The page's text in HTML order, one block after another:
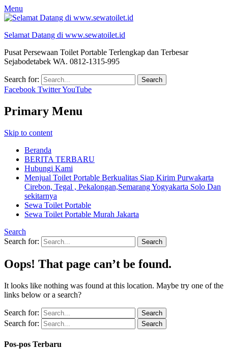
Menu
Selamat Datang di www.sewatoilet.id
Pusat Persewaan Toilet Portable Terlengkap dan Terbesar
Sejabodetabek WA. 0812-1315-995
Search for:
Facebook TwitterYouTube
Primary Menu
Skip to content
Beranda
BERITA TERBARU
Hubungi Kami
Menjual Toilet Portable Berkualitas Siap Kirim Purwakarta
Cirebon, Tegal , Pekalongan,Semarang Yogyakarta Solo Dan
sekitarnya
Sewa Toilet Portable
Sewa Toilet Portable Murah Jakarta
Search
Search for:
Oops! That page can’t be found.
It looks like nothing was found at this location. Maybe try one of the
links below or a search?
Search for:
Search for:
Pos-pos Terbaru